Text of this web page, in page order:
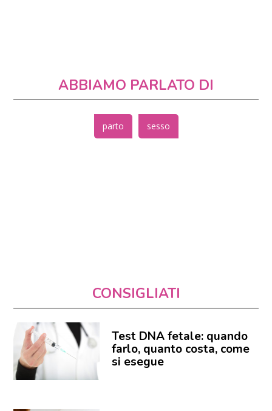
ABBIAMO PARLATO DI
parto sesso
CONSIGLIATI
Test DNA fetale: quando
farlo, quanto costa, come
si esegue